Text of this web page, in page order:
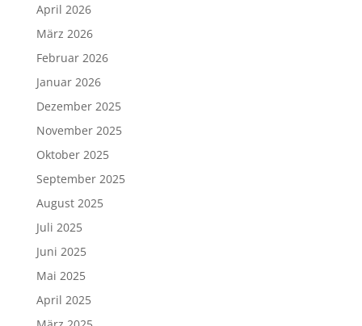
April 2026
März 2026
Februar 2026
Januar 2026
Dezember 2025
November 2025
Oktober 2025
September 2025
August 2025
Juli 2025
Juni 2025
Mai 2025
April 2025